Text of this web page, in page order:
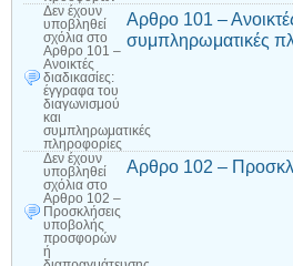
Δεν έχουν
υποβληθεί
σχόλια στο
Αρθρο 101 –
Ανοικτές
διαδικασίες:
έγγραφα του
διαγωνισμού
και
συμπληρωματικές
πληροφορίες
Αρθρο 101 –
συμπληρωματικές
Δεν έχουν
υποβληθεί
σχόλια στο
Αρθρο 102 –
Προσκλήσεις
υποβολής
προσφορών
ή
Αρθρο 102 –